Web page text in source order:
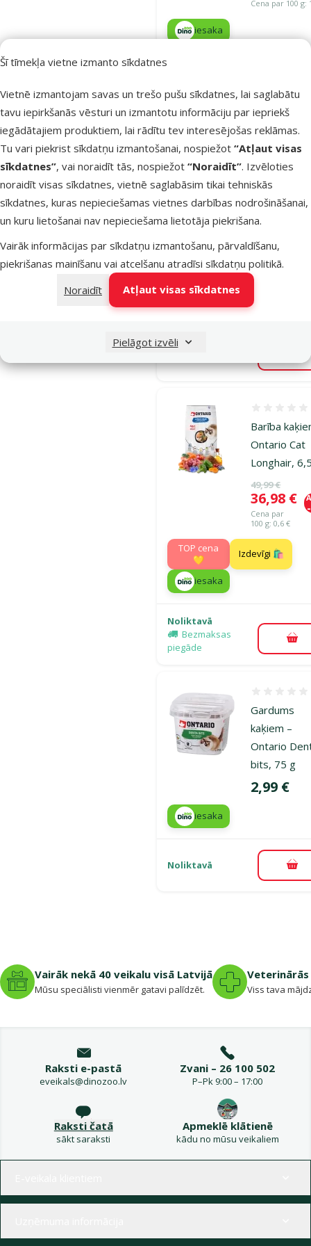
Šī tīmekļa vietne izmanto sīkdatnes
Vietnē izmantojam savas un trešo pušu sīkdatnes, lai saglabātu
tavu iepirkšanās vēsturi un izmantotu informāciju par iepriekš
iegādātajiem produktiem, lai rādītu tev interesējošas reklāmas.
Tu vari piekrist sīkdatņu izmantošanai, nospiežot “Atļaut visas
sīkdatnes”, vai noraidīt tās, nospiežot “Noraidīt”. Izvēloties
noraidīt visas sīkdatnes, vietnē saglabāsim tikai tehniskās
sīkdatnes, kuras nepieciešamas vietnes darbības nodrošināšanai,
un kuru lietošanai nav nepieciešama lietotāja piekrišana.
Vairāk informācijas par sīkdatņu izmantošanu, pārvaldīšanu,
piekrišanas mainīšanu vai atcelšanu atradīsi sīkdatņu politikā.
Noraidīt
Atļaut visas sīkdatnes
Pielāgot izvēli
Cena par 100 g:
iesaka
Barība
Ontario Cat
Longhair, 2
Atsauksmes
Oriģinālā
18,99 €
Cena
14,98 €
100 g: 0,8 €
E-veikala
cena 💻
TOP cena
iesaka
Barība
Ontario Cat
Longhair,
Oriģinālā
49,99 €
Cena
36,98 €
Cena par
100 g: 0,6 €
TOP cena
💛
Izdevīgi 🛍️
iesaka
Noliktavā
Bezmaksas
piegāde
Gardums
kaķiem –
Ontario
bits, 75 g
Cena
2,99 €
iesaka
Noliktavā
Vairāk nekā 40 veikalu visā Latvijā
Mūsu speciālisti vienmēr gatavi palīdzēt. Viss tava
Raksti e-pastā
eveikals@dinozoo.lv
Zvani – 26 100 502
P–Pk 9:00 – 17:00
Raksti čatā
sākt saraksti
Apmeklē klātienē
kādu no mūsu veikaliem